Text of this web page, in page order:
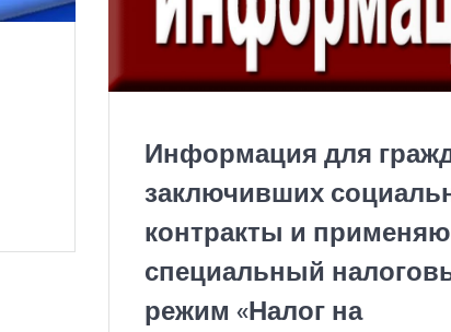
Информация для
заключивших
контракты и
специальный
режим «Налог на